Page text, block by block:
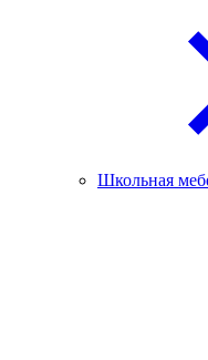
Школьная